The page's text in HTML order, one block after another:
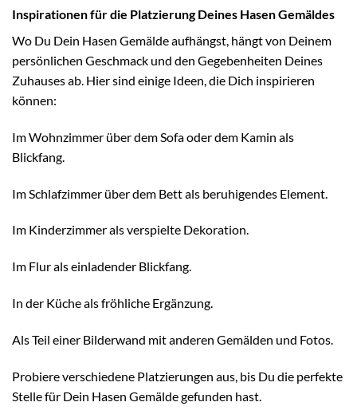
Inspirationen für die Platzierung Deines Hasen Gemäldes
Wo Du Dein Hasen Gemälde aufhängst, hängt von Deinem
persönlichen Geschmack und den Gegebenheiten Deines
Zuhauses ab. Hier sind einige Ideen, die Dich inspirieren
können:
Im Wohnzimmer über dem Sofa oder dem Kamin als
Blickfang.
Im Schlafzimmer über dem Bett als beruhigendes Element.
Im Kinderzimmer als verspielte Dekoration.
Im Flur als einladender Blickfang.
In der Küche als fröhliche Ergänzung.
Als Teil einer Bilderwand mit anderen Gemälden und Fotos.
Probiere verschiedene Platzierungen aus, bis Du die perfekte
Stelle für Dein Hasen Gemälde gefunden hast.